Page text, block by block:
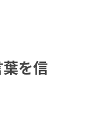
葉を信